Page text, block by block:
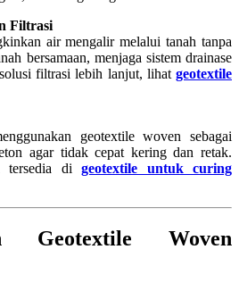
Filtrasi
air mengalir melalui tanah tanpa
bersamaan, menjaga sistem drainase
filtrasi lebih lanjut, lihat geotextile
geotextile woven sebagai
agar tidak cepat kering dan retak.
tersedia di geotextile untuk curing
Geotextile Woven